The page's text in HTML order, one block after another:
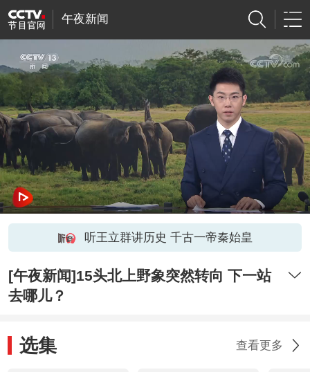
午夜新闻
听王立群讲历史 千古一帝秦始皇
[午夜新闻]15头北上野象突然转向 下一站
去哪儿？
选集 查看更多